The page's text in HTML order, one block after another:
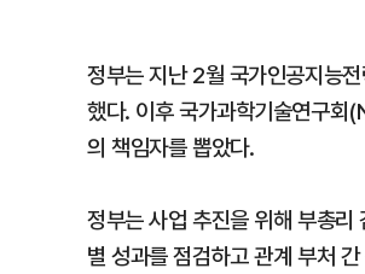
정부는 지난 2월 국가인공지능
했다. 이후 국가과학기술연구회
의 책임자를 뽑았다.
정부는 사업 추진을 위해 부총리
별 성과를 점검하고 관계 부처